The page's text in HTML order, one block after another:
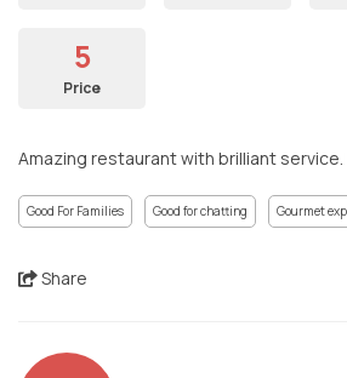
5
Price
Amazing restaurant with brilliant
Good For Families Good for chatting Gourmet
Share